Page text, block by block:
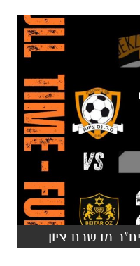
מבשרת ציון